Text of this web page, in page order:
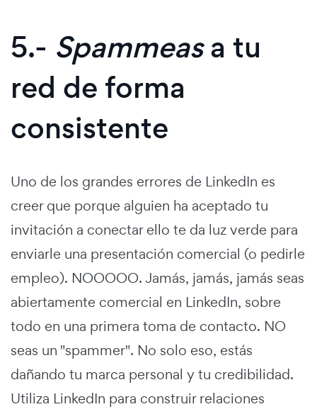
5.- Spammeasa tu
red de forma
consistente
Uno de los grandes errores de LinkedIn es
creer que porque alguien ha aceptado tu
invitación a conectar ello te da luz verde para
enviarle una presentación comercial (o pedirle
empleo). NOOOOO. Jamás, jamás, jamás seas
abiertamente comercial en LinkedIn, sobre
todo en una primera toma de contacto. NO
seas un "spammer". No solo eso, estás
dañando tu marca personal y tu credibilidad.
Utiliza LinkedIn para construir relaciones